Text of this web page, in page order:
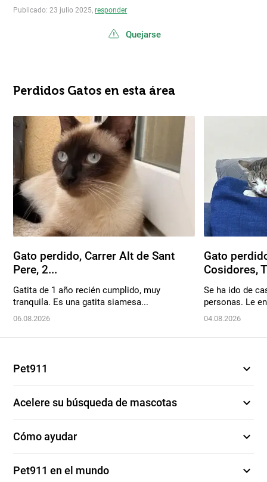
Publicado: 23 julio 2025, responder
Quejarse
Perdidos Gatos en esta área
Gato perdido, Carrer Alt de Sant
Pere, 2...
Gatita de 1 año recién cumplido, muy
tranquila. Es una gatita siamesa...
06.08.2026
Gato
Cosidores,
Se ha ido de
personas. Le
04.08.2026
Pet911 expand_more
Acelere su búsqueda de mascotas expand_more
Cómo ayudar expand_more
Pet911 en el mundo expand_more